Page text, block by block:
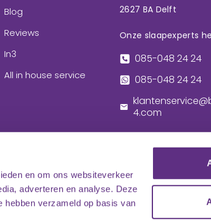
en om ons websiteverkeer
adverteren en analyse. Deze
hebben verzameld op basis van
Blog
Reviews
In3
All in house service
2627 BA Delft
Onze slaapexperts
085-048 24 24
085-048 24 24
4.com